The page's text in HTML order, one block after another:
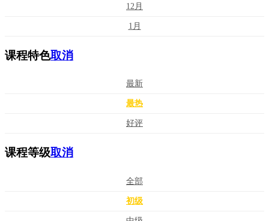
12月
1月
课程特色取消
最新
最热
好评
课程等级取消
全部
初级